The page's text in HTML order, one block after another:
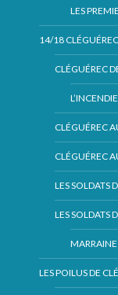
LES
14/18
CLÉGUÉREC
CLÉGUÉREC
CLÉGUÉREC
LES SOLDATS
LES SOLDATS
MARRAINE
LES POILUS DE